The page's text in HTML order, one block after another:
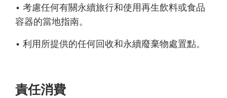
• 考慮任何有關永續旅行和使用再生飲料或食品
容器的當地指南。
• 利用所提供的任何回收和永續廢棄物處置點。
責任消費